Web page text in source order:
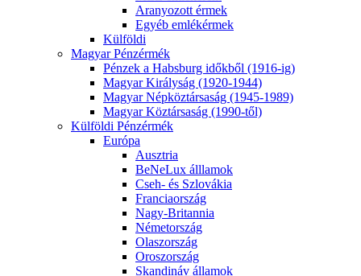
Aranyozott érmek
Egyéb emlékérmek
Külföldi
Magyar Pénzérmék
Pénzek a Habsburg időkből (1916-ig)
Magyar Királyság (1920-1944)
Magyar Népköztársaság (1945-1989)
Magyar Köztársaság (1990-től)
Külföldi Pénzérmék
Európa
Ausztria
BeNeLux álllamok
Cseh- és Szlovákia
Franciaország
Nagy-Britannia
Németország
Olaszország
Oroszország
Skandináv államok